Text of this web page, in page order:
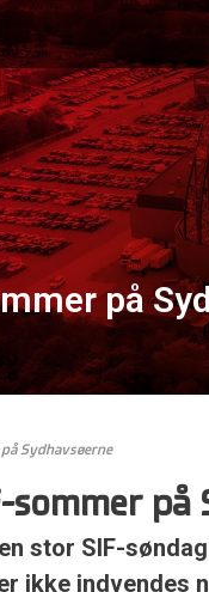
på
Sydhavsøerne
sommer på
stor SIF-
ikke indvendes